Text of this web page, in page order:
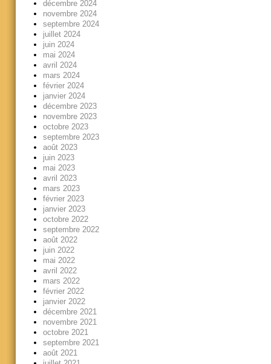
décembre 2024
novembre 2024
septembre 2024
juillet 2024
juin 2024
mai 2024
avril 2024
mars 2024
février 2024
janvier 2024
décembre 2023
novembre 2023
octobre 2023
septembre 2023
août 2023
juin 2023
mai 2023
avril 2023
mars 2023
février 2023
janvier 2023
octobre 2022
septembre 2022
août 2022
juin 2022
mai 2022
avril 2022
mars 2022
février 2022
janvier 2022
décembre 2021
novembre 2021
octobre 2021
septembre 2021
août 2021